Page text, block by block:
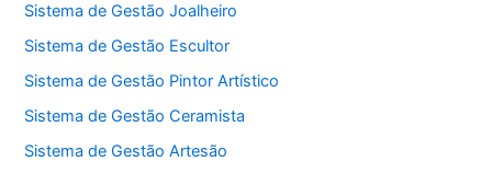
Sistema de Gestão Joalheiro
Sistema de Gestão Escultor
Sistema de Gestão Pintor Artístico
Sistema de Gestão Ceramista
Sistema de Gestão Artesão